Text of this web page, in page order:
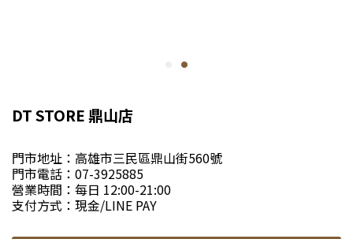
DT STORE 鼎山店
門市地址：高雄市三民區鼎山街560號
門市電話：07-3925885
營業時間：每日 12:00-21:00
支付方式：現金/LINE PAY